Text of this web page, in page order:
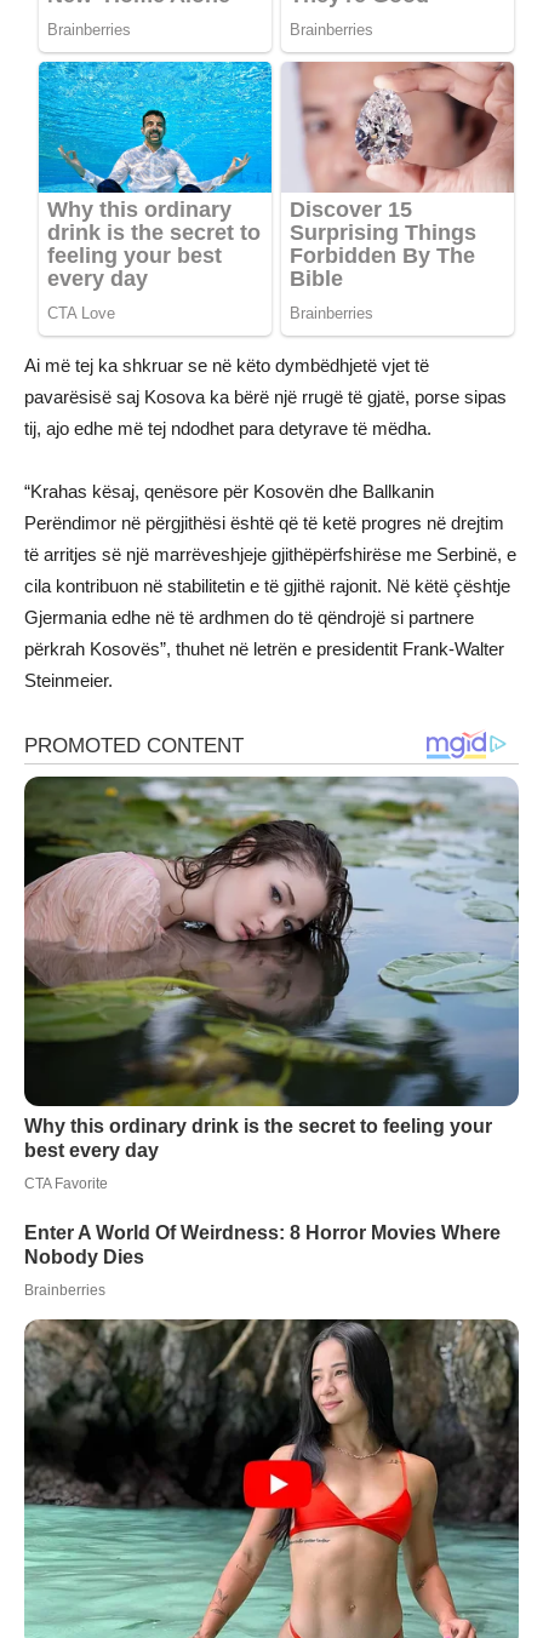
Ai më tej ka shkruar se në këto dymbëdhjetë vjet të
pavarësisë saj Kosova ka bërë një rrugë të gjatë, porse sipas
tij, ajo edhe më tej ndodhet para detyrave të mëdha.
“Krahas kësaj, qenësore për Kosovën dhe Ballkanin
Perëndimor në përgjithësi është që të ketë progres në drejtim
të arritjes së një marrëveshjeje gjithëpërfshirëse me Serbinë, e
cila kontribuon në stabilitetin e të gjithë rajonit. Në këtë çështje
Gjermania edhe në të ardhmen do të qëndrojë si partnere
përkrah Kosovës”, thuhet në letrën e presidentit Frank-Walter
Steinmeier.